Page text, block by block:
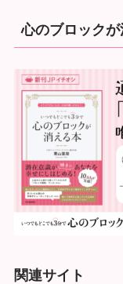
心のブロック
関連サイト